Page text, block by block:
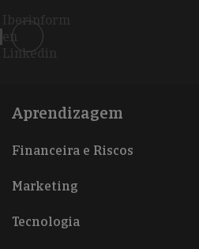
Iberinform
en
Linkedin
Aprendizagem
Financeira e Riscos
Marketing
Tecnologia